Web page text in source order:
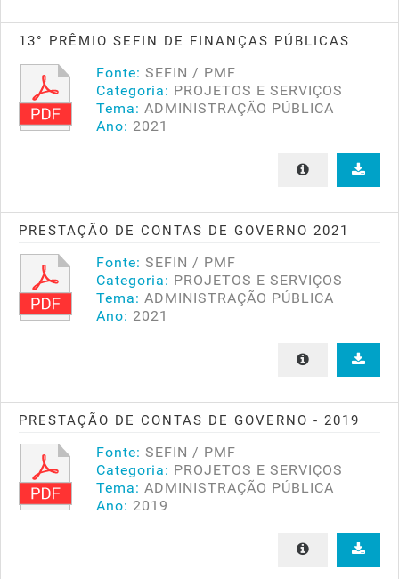
13° PRÊMIO SEFIN DE FINANÇAS PÚBLICAS
Fonte: SEFIN / PMF
Categoria: PROJETOS E SERVIÇOS
Tema: ADMINISTRAÇÃO PÚBLICA
Ano: 2021
PRESTAÇÃO DE CONTAS DE GOVERNO 2021
Fonte: SEFIN / PMF
Categoria: PROJETOS E SERVIÇOS
Tema: ADMINISTRAÇÃO PÚBLICA
Ano: 2021
PRESTAÇÃO DE CONTAS DE GOVERNO - 2019
Fonte: SEFIN / PMF
Categoria: PROJETOS E SERVIÇOS
Tema: ADMINISTRAÇÃO PÚBLICA
Ano: 2019